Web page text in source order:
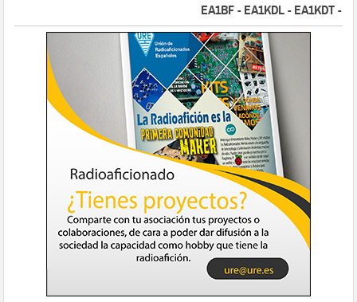
EA1BF - EA1KDL - EA1KDT -